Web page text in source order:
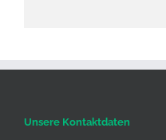
Unsere Kontaktdaten